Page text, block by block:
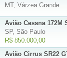
MT, Várzea Grande
Avião Cessna 172M
SP, São Paulo
R$ 850.000,00
Avião Cirrus SR22